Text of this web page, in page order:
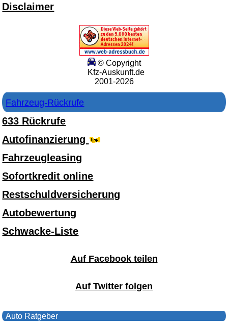
Disclaimer
© Copyright
Kfz-Auskunft.de
2001-2026
Fahrzeug-Rückrufe
633 Rückrufe
Autofinanzierung
Fahrzeugleasing
Sofortkredit online
Restschuldversicherung
Autobewertung
Schwacke-Liste
Auf Facebook teilen
Auf Twitter folgen
Auto Ratgeber